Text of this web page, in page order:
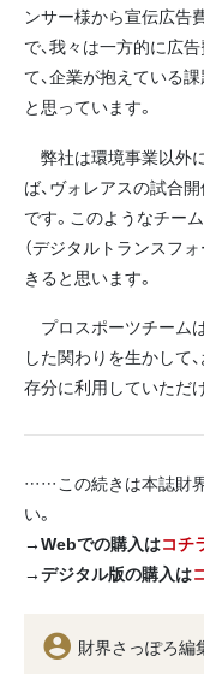
ンサー様から宣伝広告
で、我々は一方的に広
て、企業が抱えている
と思っています。
弊社は環境事業以外
ば、ヴォレアスの試合
です。このようなチー
（デジタルトランスフ
きると思います。
プロスポーツチーム
した関わりを生かして
存分に利用していただけ
……この続きは本誌財
い。
→Webでの購入はコチ
→デジタル版の購入は
財界さっぽろ編